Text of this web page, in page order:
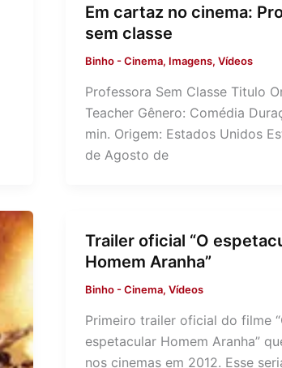
Em cartaz no cinema:
sem classe
Binho-Cinema, Imagens,Vídeos
Professora Sem Classe Titulo
Teacher Gênero: Comédia
min. Origem: Estados Unidos
de Agosto de
Trailer oficial “O
Homem Aranha”
Binho-Cinema,Vídeos
Primeiro trailer oficial do filme
espetacular Homem Aranha”
nos cinemas em 2012. Esse